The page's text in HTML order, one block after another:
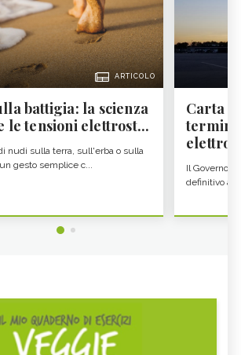
ARTICOLO
battigia: la scienza
le tensioni elettrost...
nudi sulla terra, sull'erba o sulla
gesto semplice c...
Carta
Il Governo
definitivo